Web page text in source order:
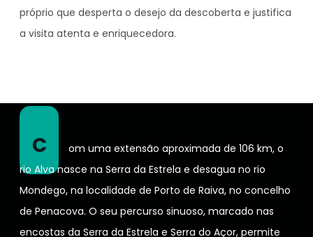
próprio que desperta o desejo da descoberta e justifica
a visita atenta e enriquecedora.
C
om uma extensão aproximada de 106 km, o
rio Alva nasce na Serra da Estrela e desagua no rio
Mondego, na localidade de Porto de Raiva, no concelho
de Penacova. O seu percurso sinuoso, marcado nas
encostas da Serra da Estrela e Serra do Açor, permite